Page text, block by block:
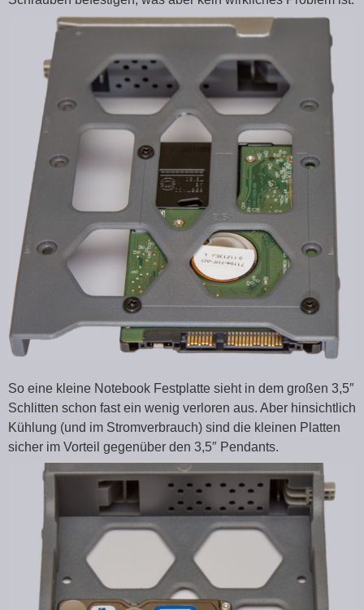
So eine kleine Notebook Festplatte sieht in dem großen 3,5″
Schlitten schon fast ein wenig verloren aus. Aber hinsichtlich
Kühlung (und im Stromverbrauch) sind die kleinen Platten
sicher im Vorteil gegenüber den 3,5″ Pendants.